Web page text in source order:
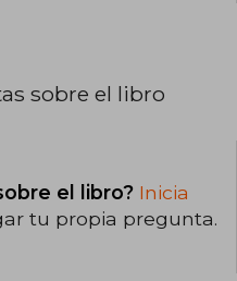
sobre el libro
el libro? Inicia
tu propia pregunta.